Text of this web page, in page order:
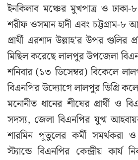
ইনকিলাব মঞ্চের মুখপাত্র ও ঢাকা-৮
শরীফ ওসমান হাদী এবং চট্টগ্রাম-৮
প্রার্থী এরশাদ উল্লাহ’র উপর গুলির
মিছিল করেছে লালপুর উপজেলা
শনিবার (১৩ ডিসেম্বর) বিকেলে
বিএনপির উদ্যোগে লালপুর ডিগ্রি
মনোনীত ধানের শীষের প্রার্থী ও
সদস্য, জেলা বিএনপির যুগ্ম
শারমিন পুতুলের কর্মী সমর্থকরা
স্ট্যান্ডে বিএনপির কেন্দ্রীয় কার্য